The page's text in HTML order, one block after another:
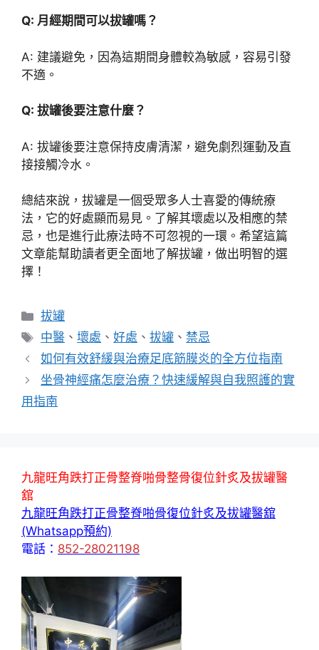
Q: 月經期間可以拔罐嗎？
A: 建議避免，因為這期間身體較為敏感，容易引發
不適。
Q: 拔罐後要注意什麼？
A: 拔罐後要注意保持皮膚清潔，避免劇烈運動及直
接接觸冷水。
總結來說，拔罐是一個受眾多人士喜愛的傳統療
法，它的好處顯而易見。了解其壞處以及相應的禁
忌，也是進行此療法時不可忽視的一環。希望這篇
文章能幫助讀者更全面地了解拔罐，做出明智的選
擇！
分
類
拔罐
標
籤
中醫 、壞處 、好處 、拔罐 、禁忌
如何有效舒緩與治療足底筋膜炎的全方位指南
坐骨神經痛怎麼治療？快速緩解與自我照護的實
用指南
九龍旺角跌打正骨整脊啪骨整骨復位針炙及拔罐醫
舘
九龍旺角跌打正骨整脊啪骨復位針炙及拔罐醫舘
(Whatsapp預約)
電話： 852-28021198